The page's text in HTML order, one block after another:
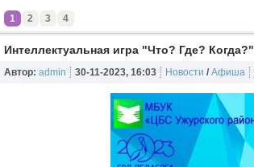
1 2 3 4
Интеллектуальная игра "Что? Где? Когда?"
Автор: admin 30-11-2023, 16:03 Новости / Афиша